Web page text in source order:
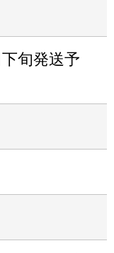
旬発送予